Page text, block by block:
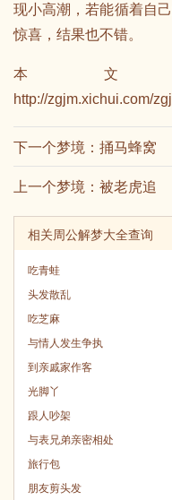
现小高潮，若能循着自
惊喜，结果也不错。
本文
http://zgjm.xichui.com/
下一个梦境： 捅马蜂窝
上一个梦境： 被老虎追
相关周公解梦大全查询
吃青蛙
头发散乱
吃芝麻
与情人发生争执
到亲戚家作客
光脚丫
跟人吵架
与表兄弟亲密相处
旅行包
朋友剪头发